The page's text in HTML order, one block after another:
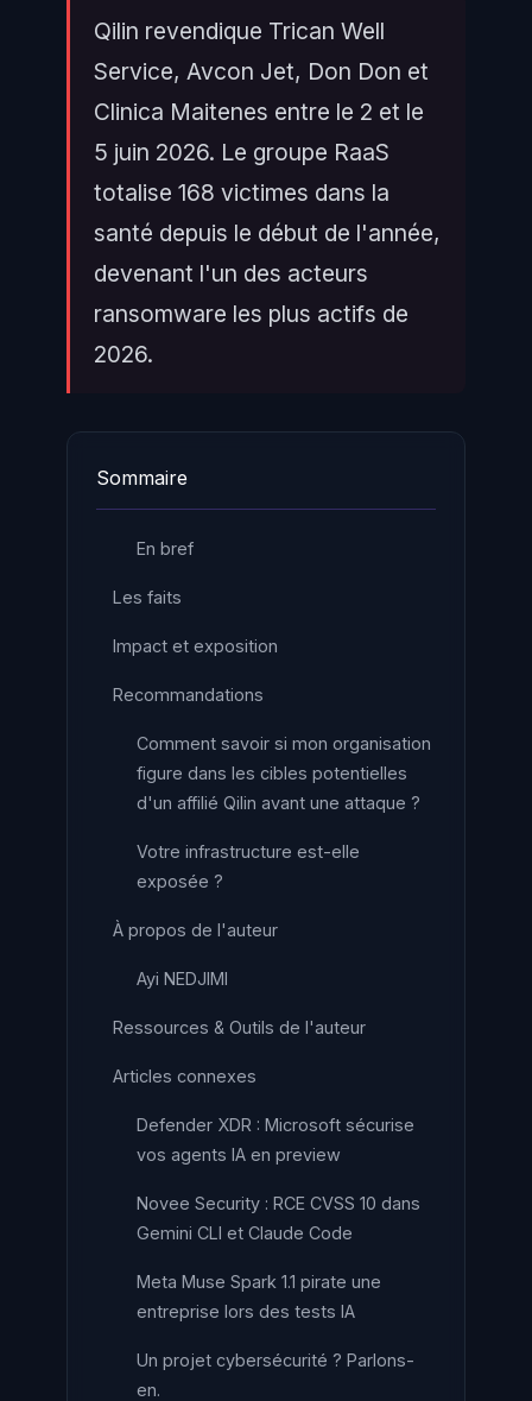
Qilin revendique Trican Well
Service, Avcon Jet, Don Don et
Clinica Maitenes entre le 2 et le
5 juin 2026. Le groupe RaaS
totalise 168 victimes dans la
santé depuis le début de l'année,
devenant l'un des acteurs
ransomware les plus actifs de
2026.
Sommaire
En bref
Les faits
Impact et exposition
Recommandations
Comment savoir si mon organisation
figure dans les cibles potentielles
d'un affilié Qilin avant une attaque ?
Votre infrastructure est-elle
exposée ?
À propos de l'auteur
Ayi NEDJIMI
Ressources & Outils de l'auteur
Articles connexes
Defender XDR : Microsoft sécurise
vos agents IA en preview
Novee Security : RCE CVSS 10 dans
Gemini CLI et Claude Code
Meta Muse Spark 1.1 pirate une
entreprise lors des tests IA
Un projet cybersécurité ? Parlons-
en.